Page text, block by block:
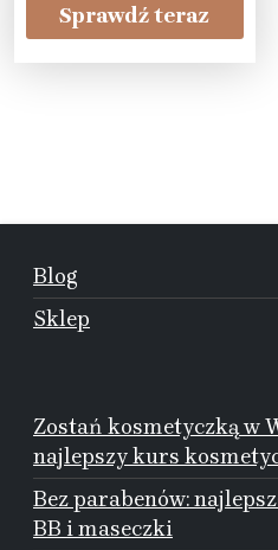
Sprawdź teraz
Blog
Sklep
Zostań kosmetyczką w
najlepszy kurs
Bez parabenów:
BB i maseczki